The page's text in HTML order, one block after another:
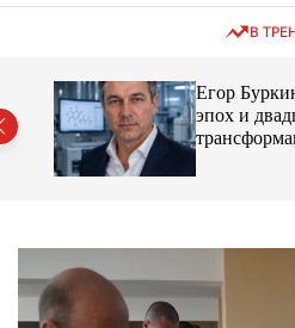
д
і
с
В
Егор
эпох и